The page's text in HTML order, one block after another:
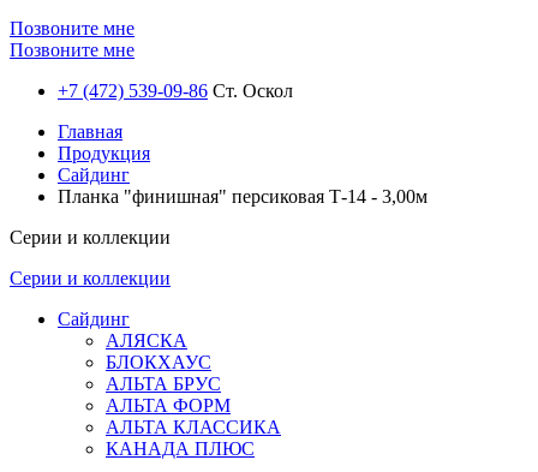
Позвоните мне
Позвоните мне
+7 (472) 539-09-86 Ст. Оскол
Главная
Продукция
Сайдинг
Планка "финишная" персиковая Т-14 - 3,00м
Серии и коллекции
Серии и коллекции
Сайдинг
АЛЯСКА
БЛОКХАУС
АЛЬТА БРУС
АЛЬТА ФОРМ
АЛЬТА КЛАССИКА
КАНАДА ПЛЮС